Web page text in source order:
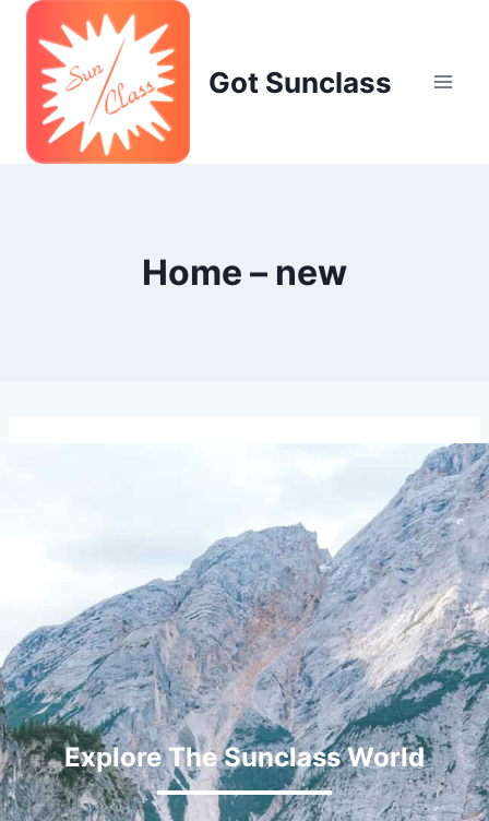
Skip
content
Got Sunclass
Home – new
Explore The Sunclass World